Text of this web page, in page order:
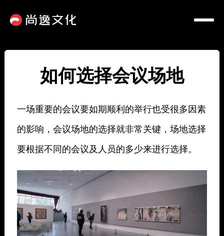
如何选择会议场地
一场重要的会议要如期顺利的举行也受很多因素
的影响，会议场地的选择就非常关键，场地选择
要根据不同的会议及人员的多少来进行选择。